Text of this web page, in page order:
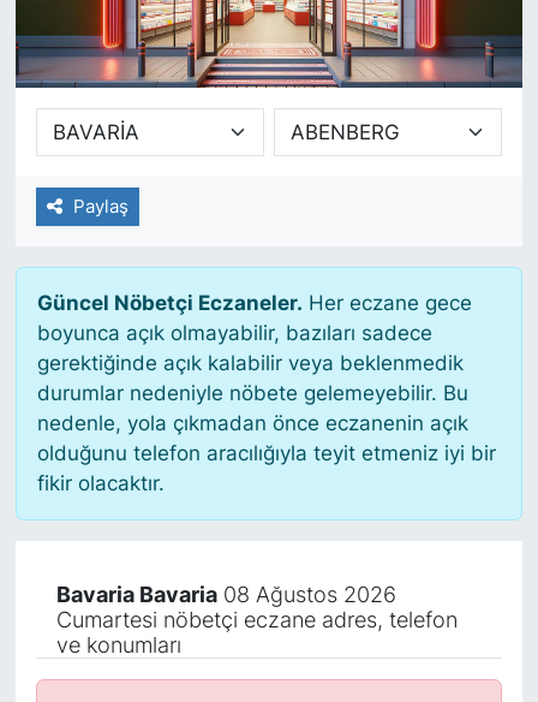
Paylaş
Güncel Nöbetçi Eczaneler. Her eczane gece
boyunca açık olmayabilir, bazıları sadece
gerektiğinde açık kalabilir veya beklenmedik
durumlar nedeniyle nöbete gelemeyebilir. Bu
nedenle, yola çıkmadan önce eczanenin açık
olduğunu telefon aracılığıyla teyit etmeniz iyi bir
fikir olacaktır.
Bavaria Bavaria08 Ağustos 2026
Cumartesi nöbetçi eczane adres, telefon
ve konumları
SİYASET
SAĞLIK